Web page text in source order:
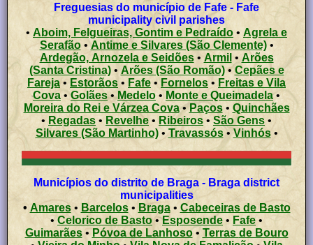
Freguesias do município de Fafe - Fafe
municipality civil parishes
• Aboim, Felgueiras, Gontim e Pedraído • Agrela e
Serafão•Antime e Silvares (São Clemente)•
Ardegão, Arnozela e Seidões• Armil • Arões
(Santa Cristina)• Arões (São Romão)•Cepães e
Fareja • Estorãos • Fafe • Fornelos • Freitas e Vila
Cova •Golães•Medelo • Monte e Queimadela•
Moreira do Rei e Várzea Cova•Paços• Quinchães
• Regadas • Revelhe • Ribeiros • São Gens •
Silvares (São Martinho)•Travassós•Vinhós•
Municípios do distrito de Braga - Braga district
municipalities
• Amares• Barcelos• Braga• Cabeceiras de Basto
•
Celorico de Basto•Esposende • Fafe •
Guimarães•Póvoa de Lanhoso•
Terras de Bouro